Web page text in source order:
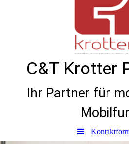
C&T Krotter
Ihr Partner für